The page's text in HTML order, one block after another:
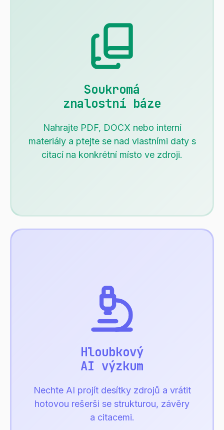
Soukromá
znalostní báze
Nahrajte PDF, DOCX nebo interní
materiály a ptejte se nad vlastními daty s
citací na konkrétní místo ve zdroji.
Hloubkový
AI výzkum
Nechte AI projít desítky zdrojů a vrátit
hotovou rešerši se strukturou, závěry
a citacemi.